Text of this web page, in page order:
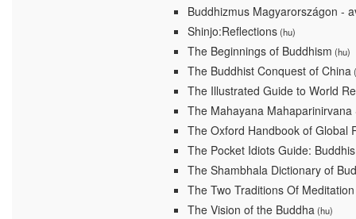
Buddhizmus Magyarországon -
Shinjo:Reflections(hu)
The Beginnings of Buddhism (hu)
The Buddhist Conquest of China
The Illustrated Guide to World
The Mahayana Mahaparinirvana
The Oxford Handbook of Global
The Pocket Idiots Guide:
The Shambhala Dictionary of
The Two Traditions Of
The Vision of the Buddha(hu)